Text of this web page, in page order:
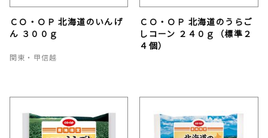
ＣＯ・ＯＰ 北海道のいんげ
ん ３００ｇ
関東・甲信越
ＣＯ・ＯＰ 北海道のうらご
しコーン ２４０ｇ（標準２
４個）